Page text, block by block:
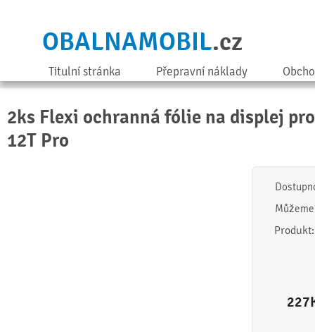
OBALNAMOBIL.cz
Titulní stránka Přepravní náklady
2ks Flexi ochranná fólie na displej
12T Pro
227